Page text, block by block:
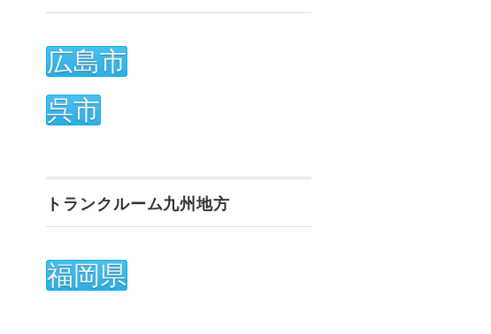
広島市
呉市
トランクルーム九州地方
福岡県